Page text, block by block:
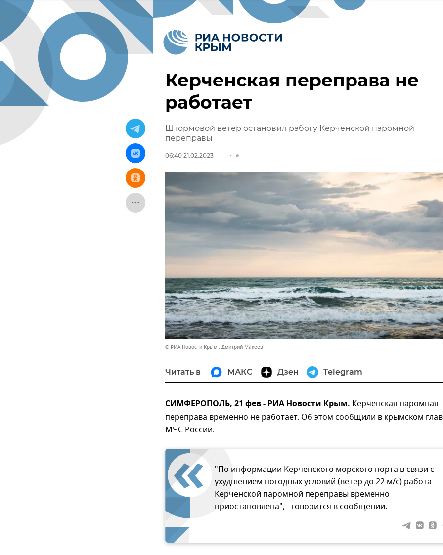
Керченская переправа не
работает
Штормовой ветер остановил работу Керченской паромной
переправы
06:40 21.02.2023
© РИА Новости Крым . Дмитрий Макеев
Читать в МАКС Дзен Telegram
СИМФЕРОПОЛЬ, 21 фев - РИА Новости Крым. Керченская паромная
переправа временно не работает. Об этом сообщили в крымском
МЧС России.
"По информации Керченского морского порта в связи с
ухудшением погодных условий (ветер до 22 м/c) работа
Керченской паромной переправы временно
приостановлена", - говорится в сообщении.